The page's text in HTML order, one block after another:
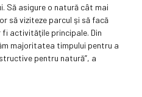
Să asigure o natură cât mai
să viziteze parcul şi să facă
activităţile principale. Din
majoritatea timpului pentru a
pentru natură”, a